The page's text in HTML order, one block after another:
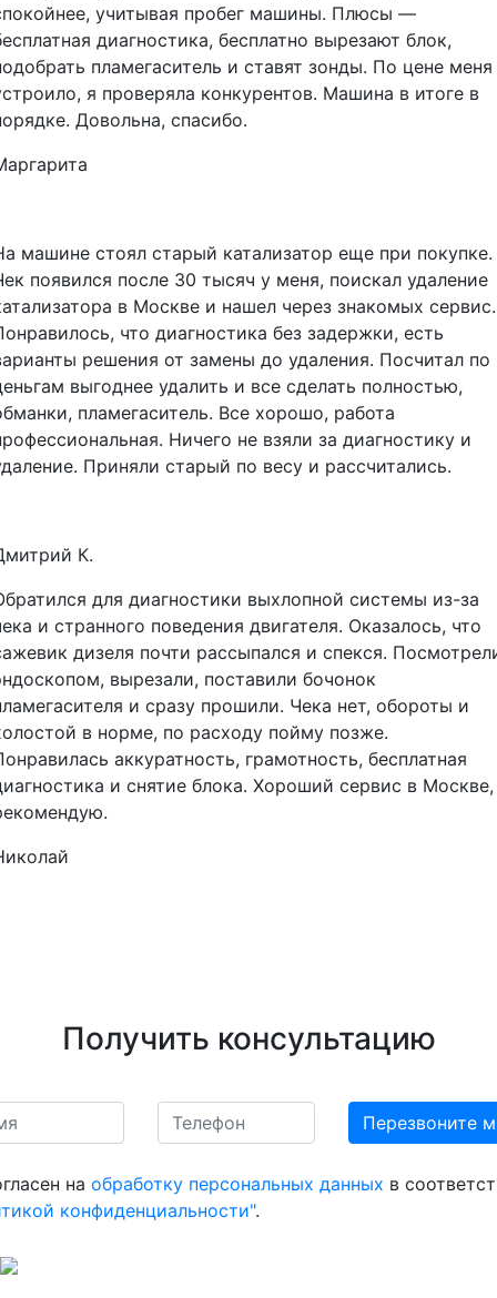
учитывая пробег машины. Плюсы —
диагностика, бесплатно вырезают блок,
пламегаситель и ставят зонды. По цене меня
я проверяла конкурентов. Машина в итоге в
Довольна, спасибо.
машине стоял старый катализатор еще при покупке.
появился после 30 тысяч у меня, поискал удаление
в Москве и нашел через знакомых сервис.
что диагностика без задержки, есть
решения от замены до удаления. Посчитал по
выгоднее удалить и все сделать полностью,
пламегаситель. Все хорошо, работа
Ничего не взяли за диагностику и
Приняли старый по весу и рассчитались.
К.
для диагностики выхлопной системы из-за
и странного поведения двигателя. Оказалось, что
дизеля почти рассыпался и спекся.
вырезали, поставили бочонок
и сразу прошили. Чека нет, обороты и
в норме, по расходу пойму позже.
аккуратность, грамотность, бесплатная
и снятие блока. Хороший сервис в Москве,
Получить консультацию
на обработку персональных данных в
конфиденциальности".